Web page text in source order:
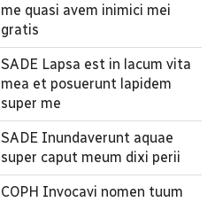
me quasi avem inimici mei
gratis
SADE Lapsa est in lacum vita
mea et posuerunt lapidem
super me
SADE Inundaverunt aquae
super caput meum dixi perii
COPH Invocavi nomen tuum